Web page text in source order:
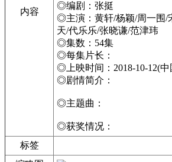
内容
◎编剧：张挺
◎主演：黄轩/杨颖/周一围/
天/代乐乐/张晓谦/范津玮
◎集数：54集
◎每集片长：
◎上映时间：2018-10-12(中
◎剧情简介：
◎主题曲：
◎获奖情况：
标签